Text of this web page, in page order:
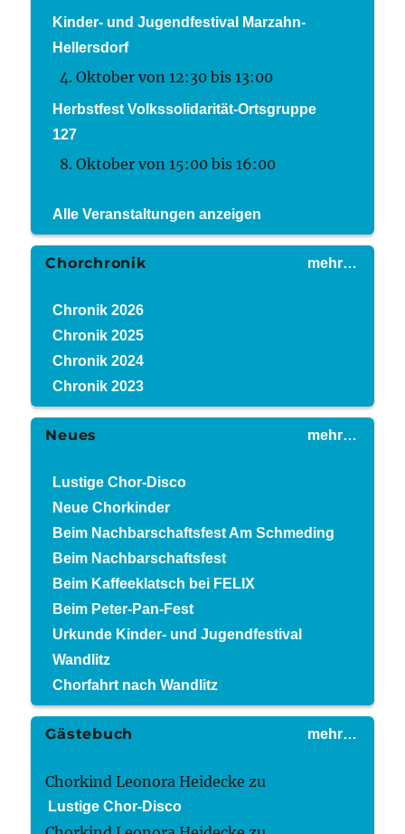
Kinder- und Jugendfestival Marzahn-
Hellersdorf
4. Oktober von 12:30 bis13:00
Herbstfest Volkssolidarität-Ortsgruppe
127
8. Oktober von 15:00 bis16:00
Alle Veranstaltungen anzeigen
mehr…
Chorchronik
Chronik 2026
Chronik 2025
Chronik 2024
Chronik 2023
mehr…
Neues
Lustige Chor-Disco
Neue Chorkinder
Beim Nachbarschaftsfest Am Schmeding
Beim Nachbarschaftsfest
Beim Kaffeeklatsch bei FELIX
Beim Peter-Pan-Fest
Urkunde Kinder- und Jugendfestival
Wandlitz
Chorfahrt nach Wandlitz
mehr…
Gästebuch
Chorkind Leonora Heidecke zu
Lustige Chor-Disco